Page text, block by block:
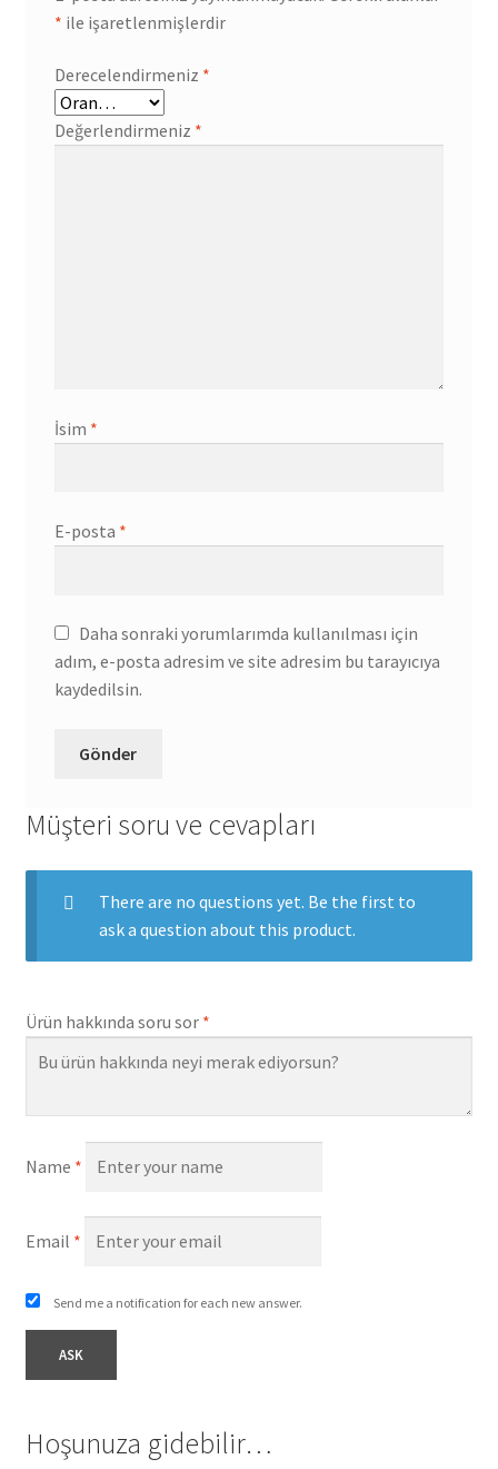
* ile işaretlenmişlerdir
Derecelendirmeniz *
Değerlendirmeniz *
İsim *
E-posta *
Daha sonraki yorumlarımda kullanılması için
adım, e-posta adresim ve site adresim bu tarayıcıya
kaydedilsin.
Müşteri soru ve cevapları
There are no questions yet. Be the first to
ask a question about this product.
Ürün hakkında soru sor *
Name *
Email *
Send me a notification for each new answer.
Hoşunuza gidebilir…